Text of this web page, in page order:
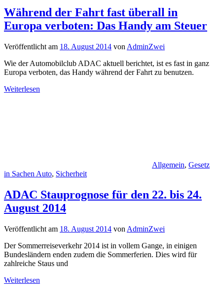
Während der Fahrt fast überall in
Europa verboten: Das Handy am Steuer
Veröffentlicht am 18. August 2014 von AdminZwei
Wie der Automobilclub ADAC aktuell berichtet, ist es fast in ganz
Europa verboten, das Handy während der Fahrt zu benutzen.
Weiterlesen
Allgemein, Gesetz
in Sachen Auto, Sicherheit
ADAC Stauprognose für den 22. bis 24.
August 2014
Veröffentlicht am 18. August 2014 von AdminZwei
Der Sommerreiseverkehr 2014 ist in vollem Gange, in einigen
Bundesländern enden zudem die Sommerferien. Dies wird für
zahlreiche Staus und
Weiterlesen